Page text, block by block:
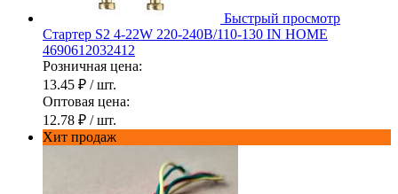
Быстрый просмотр
Стартер S2 4-22W 220-240В/110-130 IN HOME
4690612032412
Розничная цена:
13.45 ₽ / шт.
Оптовая цена:
12.78 ₽ / шт.
Хит продаж